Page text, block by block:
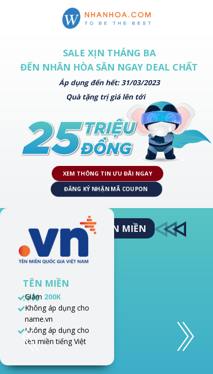
SALE XỊN THÁNG BA
ĐẾN NHÂN HÒA SĂN NGAY DEAL CHẤT
Áp dụng đến hết: 31/03/2023
Quà tặng trị giá lên tới
XEM THÔNG TIN ƯU ĐÃI NGAY
ĐĂNG KÝ NHẬN MÃ COUPON
ƯU ĐÃI TÊN MIỀN
TÊN MIỀN
.VN
Giảm 200K
Không áp dụng cho
name.vn
Không áp dụng cho
tên miền tiếng Việt